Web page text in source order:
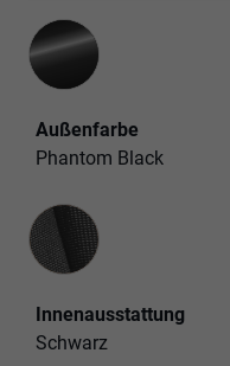
Außenfarbe
Phantom Black
Innenausstattung
Innenausstattung
Schwarz